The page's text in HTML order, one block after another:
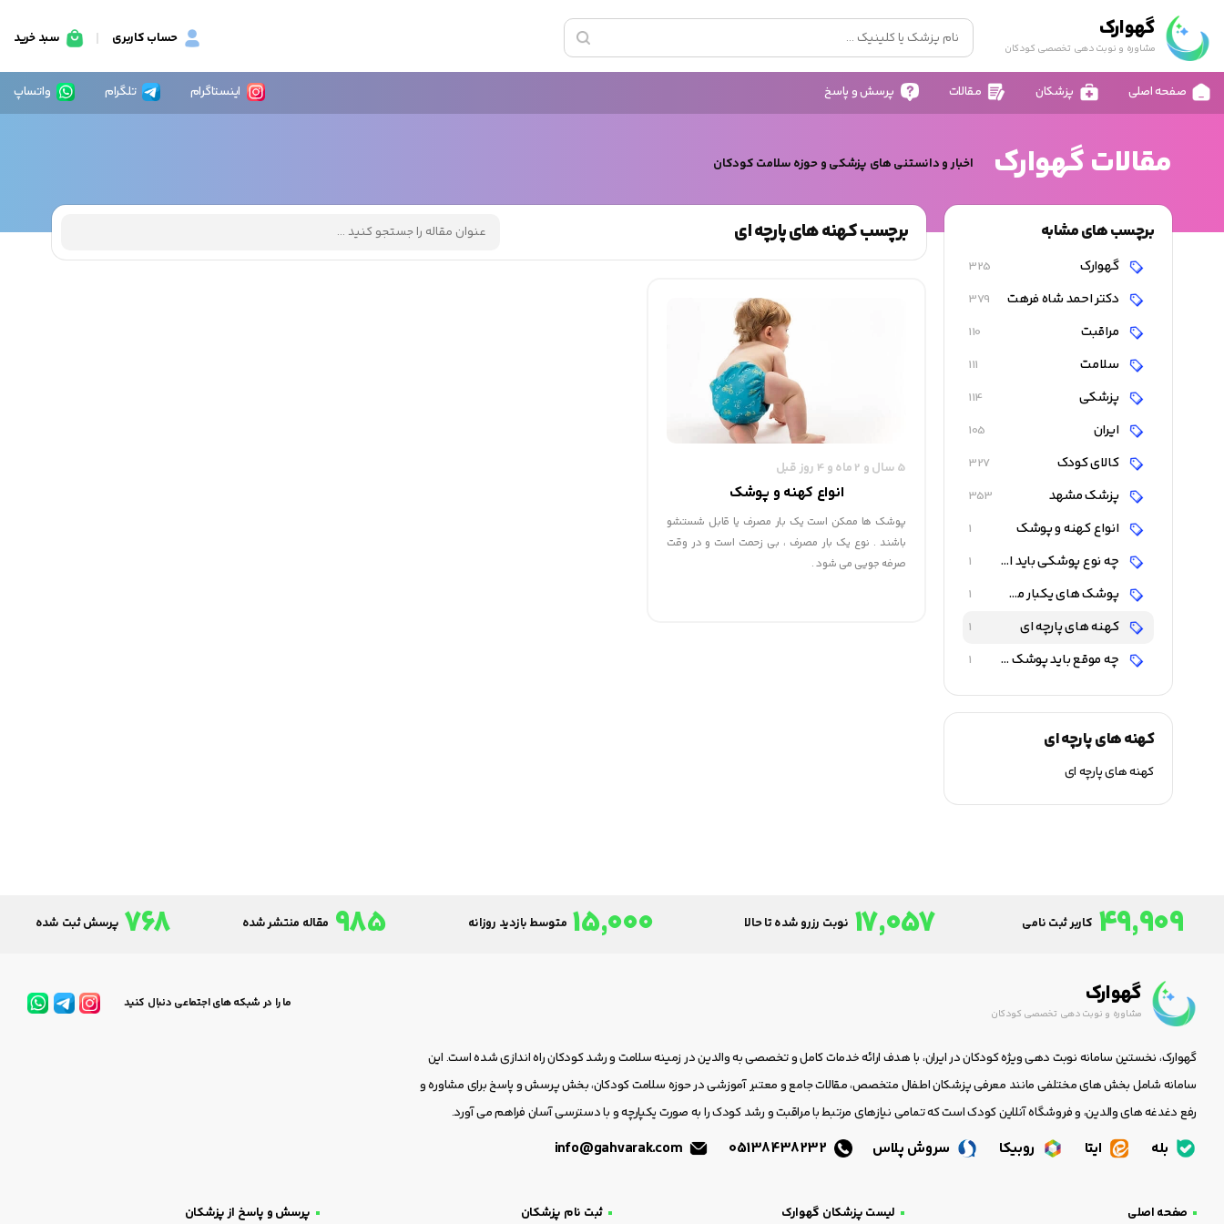
گهوارک
مشاوره و نوبت دهی تخصصی کودکان
حساب کاربری سبد خرید
صفحه اصلی پزشکان مقالات پرسش و پاسخ اینستاگرام تلگرام واتساپ
مقالات گهوارک اخبار و دانستنی های پزشکی و حوزه سلامت کودکان
برچسب های مشابه
گهوارک 325
دکتر احمد شاه فرهت 379
مراقبت 110
سلامت 111
پزشکی 114
ایران 105
کالای کودک 327
پزشک مشهد 353
انواع کهنه و پوشک 1
چه نوع پوشکی باید استفاده شود ؟ 1
پوشک های یکبار مصرف 1
کهنه های پارچه ای 1
چه موقع باید پوشک بچه را عوض کرد ؟ 1
کهنه های پارچه ای
کهنه های پارچه ای
برچسب کهنه های پارچه ای
5 سال و 2 ماه و 4 روز قبل
انواع کهنه و پوشک
پوشک ها ممکن است یک بار مصرف یا قابل شستشو
باشند . نوع یک بار مصرف ، بی زحمت است و در وقت
صرفه جویی می شود .
49,909 کاربر ثبت نامی 17,057 نوبت رزرو شده تا حالا 15,000 متوسط بازدید روزانه 985 مقاله منتشر شده 768 پرسش ثبت شده
گهوارک
مشاوره و نوبت دهی تخصصی کودکان
ما را در شبکه های اجتماعی دنبال کنید
گهوارک، نخستین سامانه نوبت دهی ویژه کودکان در ایران، با هدف ارائه خدمات کامل و تخصصی به والدین در زمینه سلامت و رشد کودکان راه اندازی شده است. این
سامانه شامل بخش های مختلفی مانند معرفی پزشکان اطفال متخصص، مقالات جامع و معتبر آموزشی در حوزه سلامت کودکان، بخش پرسش و پاسخ برای مشاوره و
رفع دغدغه های والدین، و فروشگاه آنلاین کودک است که تمامی نیازهای مرتبط با مراقبت و رشد کودک را به صورت یکپارچه و با دسترسی آسان فراهم می آورد.
بله ایتا روبیکا سروش پلاس
صفحه اصلی لیست پزشکان گهوارک ثبت نام پزشکان پرسش و پاسخ از پزشکان